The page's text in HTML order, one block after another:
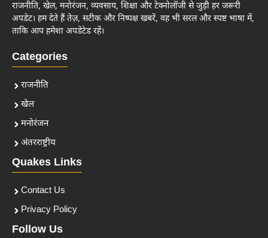
राजनीति, खेल, मनोरंजन, व्यवसाय, शिक्षा और टेक्नोलॉजी से जुड़ी हर जरूरी
अपडेट। हम देते हैं तेज़, सटीक और निष्पक्ष खबरें, वह भी सरल और स्पष्ट भाषा में,
ताकि आप हमेशा अपडेटेड रहें।
Categories
राजनीति
खेल
मनोरंजन
अंतरराष्ट्रीय
Quakes Links
Contact Us
Privacy Policy
Follow Us